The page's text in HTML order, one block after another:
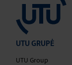
UTU GRUPĖ
UTU Group